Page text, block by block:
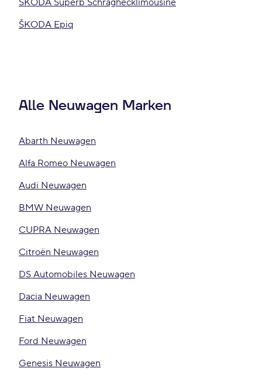
ŠKODA Superb Schräghecklimousine
ŠKODA Epiq
Alle Neuwagen Marken
Abarth Neuwagen
Alfa Romeo Neuwagen
Audi Neuwagen
BMW Neuwagen
CUPRA Neuwagen
Citroën Neuwagen
DS Automobiles Neuwagen
Dacia Neuwagen
Fiat Neuwagen
Ford Neuwagen
Genesis Neuwagen